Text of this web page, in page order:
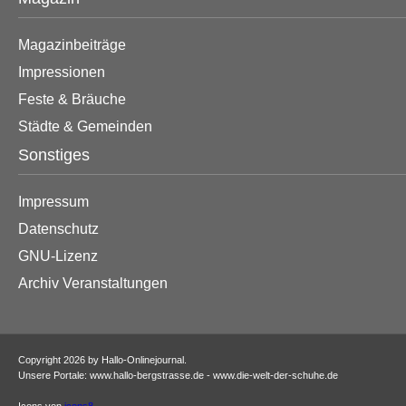
Magazinbeiträge
Impressionen
Feste & Bräuche
Städte & Gemeinden
Sonstiges
Impressum
Datenschutz
GNU-Lizenz
Archiv Veranstaltungen
Copyright 2026 by Hallo-Onlinejournal.
Unsere Portale: www.hallo-bergstrasse.de - www.die-welt-der-schuhe.de